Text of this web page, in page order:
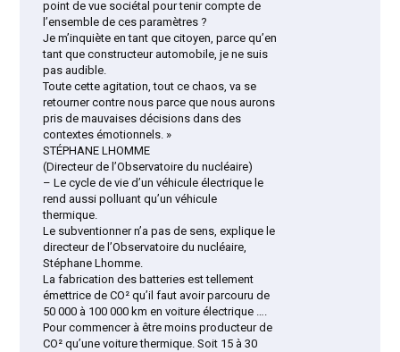
point de vue sociétal pour tenir compte de
l’ensemble de ces paramètres ?
Je m’inquiète en tant que citoyen, parce qu’en
tant que constructeur automobile, je ne suis
pas audible.
Toute cette agitation, tout ce chaos, va se
retourner contre nous parce que nous aurons
pris de mauvaises décisions dans des
contextes émotionnels. »
STÉPHANE LHOMME
(Directeur de l’Observatoire du nucléaire)
– Le cycle de vie d’un véhicule électrique le
rend aussi polluant qu’un véhicule
thermique.
Le subventionner n’a pas de sens, explique le
directeur de l’Observatoire du nucléaire,
Stéphane Lhomme.
La fabrication des batteries est tellement
émettrice de CO² qu’il faut avoir parcouru de
50 000 à 100 000 km en voiture électrique ….
Pour commencer à être moins producteur de
CO² qu’une voiture thermique. Soit 15 à 30